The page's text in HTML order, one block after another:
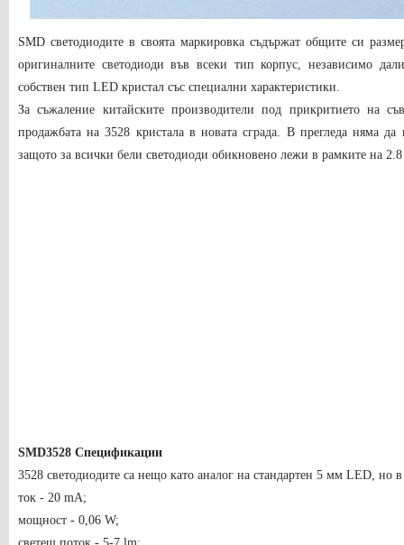
SMD светодиодите в своята маркировка съдържат общите си
оригиналните светодиоди във всеки тип корпус, независимо
собствен тип LED кристал със специални характеристики.
За съжаление китайските производители под прикритието на
продажбата на 3528 кристала в новата сграда. В прегледа няма
защото за всички бели светодиоди обикновено лежи в рамките на
SMD3528 Спецификации
3528 светодиодите са нещо като аналог на стандартен 5 мм LED, но
ток - 20 mA;
мощност - 0,06 W;